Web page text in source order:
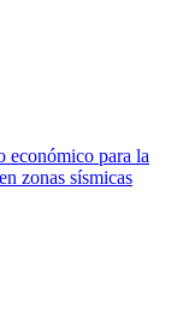
económico para la
zonas sísmicas